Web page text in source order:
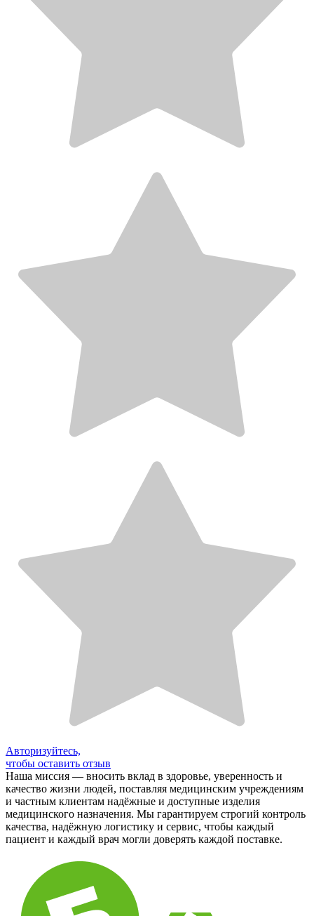
Авторизуйтесь,
чтобы оставить отзыв
Наша миссия — вносить вклад в здоровье, уверенность и
качество жизни людей, поставляя медицинским учреждениям
и частным клиентам надёжные и доступные изделия
медицинского назначения. Мы гарантируем строгий контроль
качества, надёжную логистику и сервис, чтобы каждый
пациент и каждый врач могли доверять каждой поставке.